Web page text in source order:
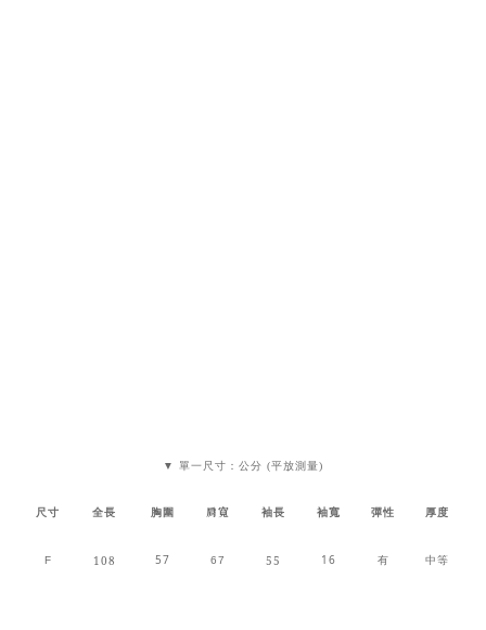
▼ 單一尺寸：公分 (平放測量)
尺寸 全長 胸圍 肩寬 袖長 袖寬 彈性 厚度
F 108 57 67 55 16 有 中等